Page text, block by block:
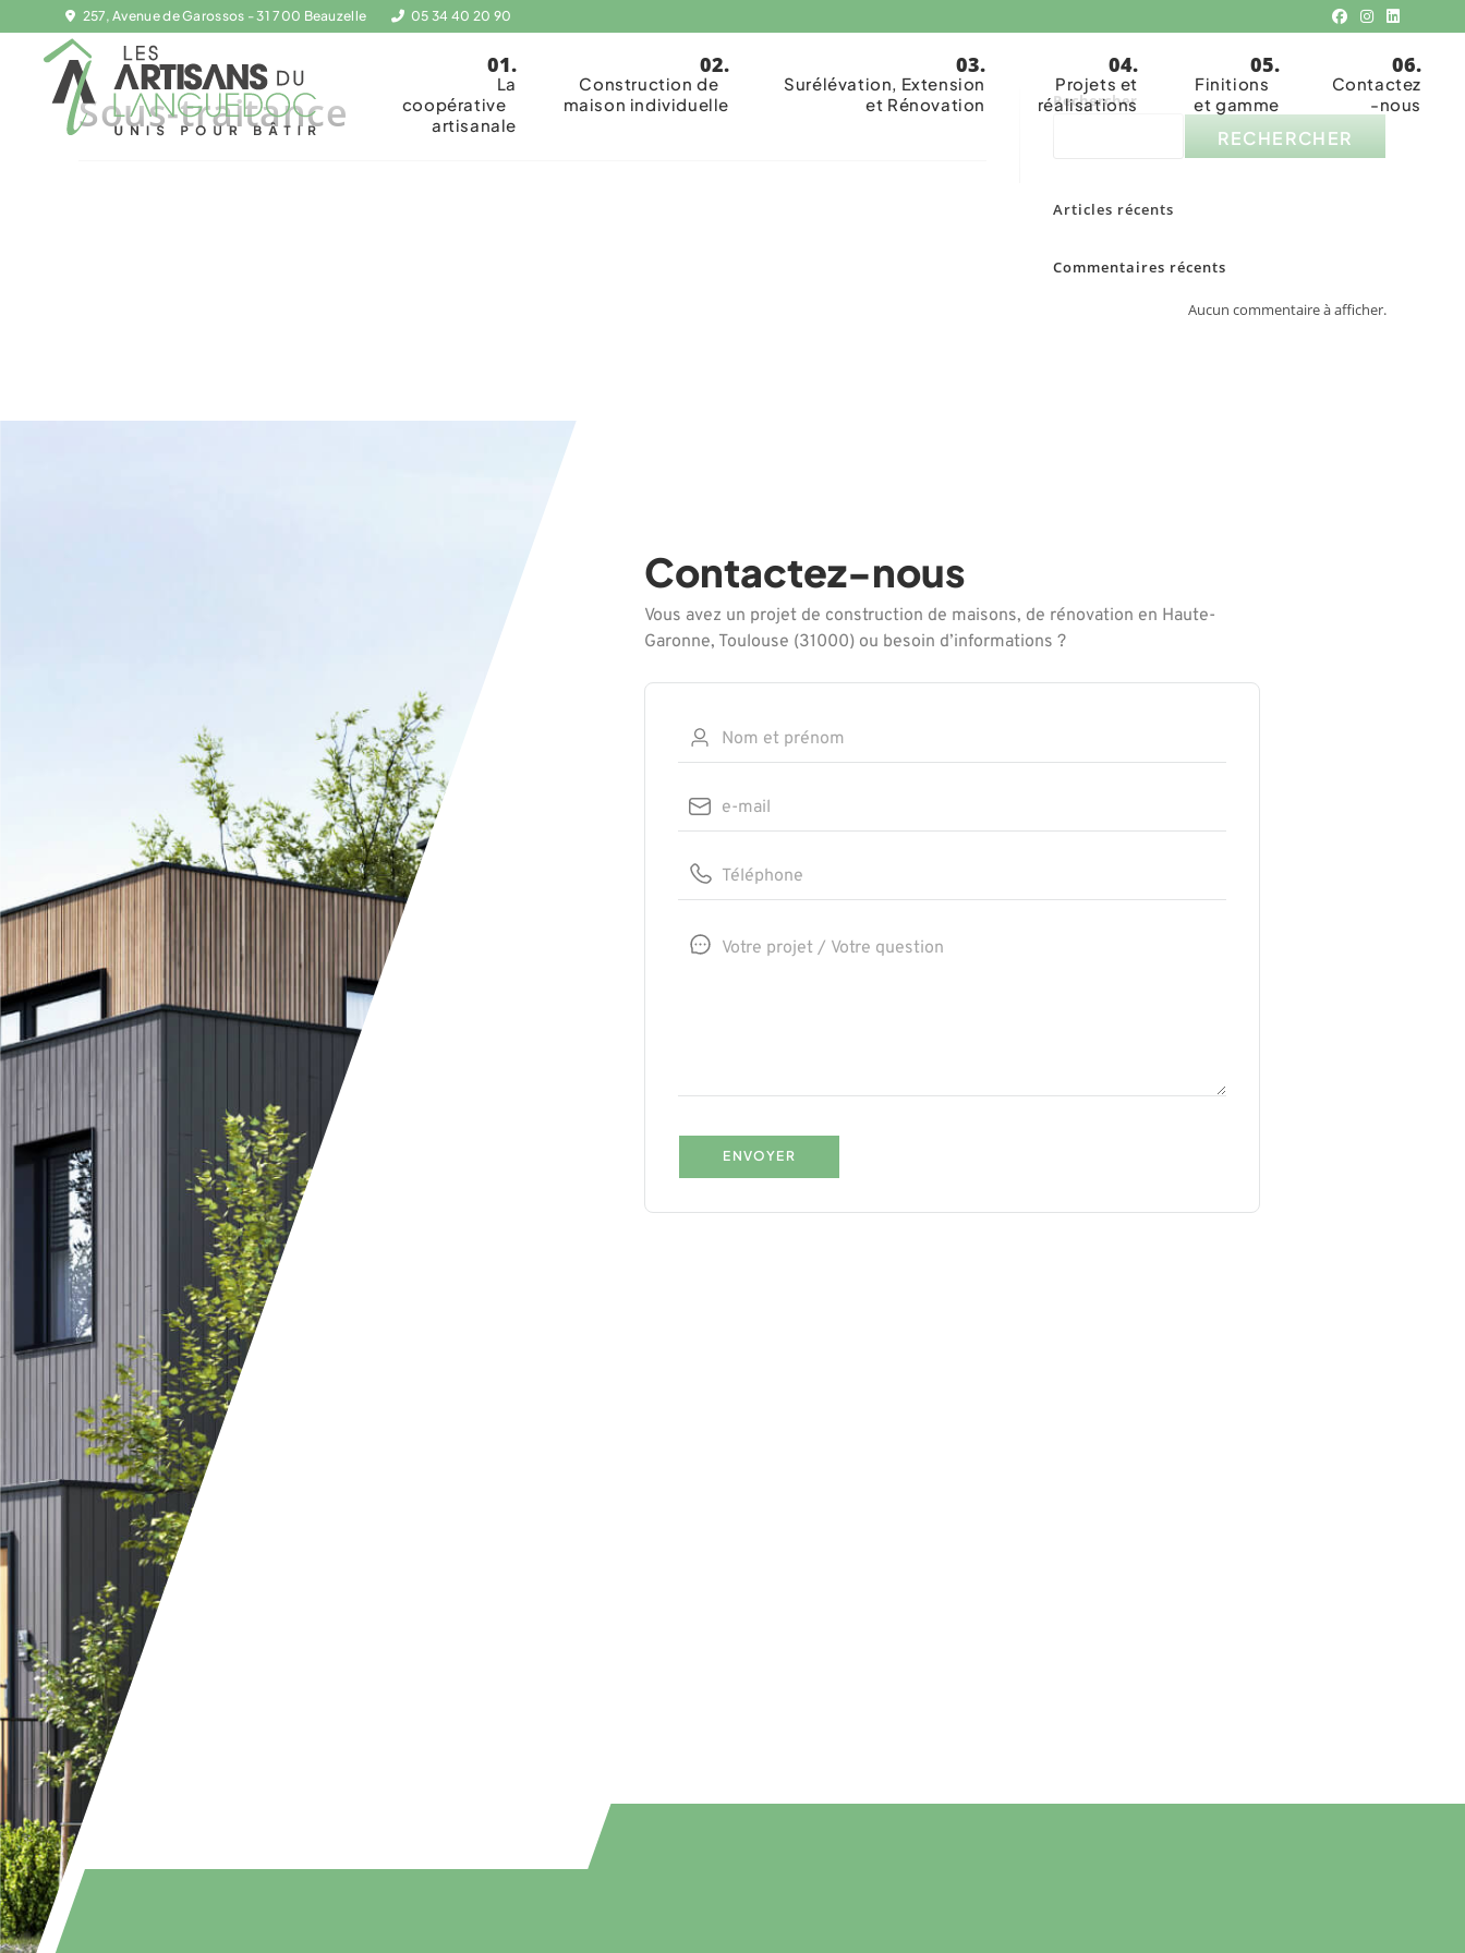
257, Avenue de Garossos - 31 700 Beauzelle 05 34 40 20 90
La
coopérative
artisanale
Construction de
maison individuelle
Surélévation, Extension
et Rénovation
Projets et
réalisations
Finitions
et gamme
Contactez
-nous
Sous-traitance Rechercher
RECHERCHER
Articles récents
Commentaires récents
Aucun commentaire à afficher.
Contactez-nous
Vous avez un projet de construction de maisons, de rénovation en Haute-
Garonne, Toulouse (31000) ou besoin d’informations ?
ENVOYER